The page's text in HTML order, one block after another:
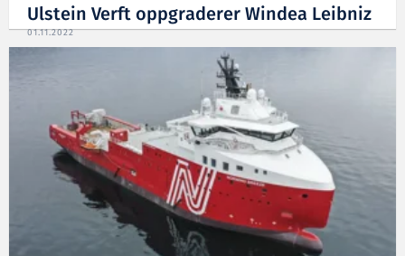
Ulstein Verft oppgraderer Windea Leibniz
01.11.2022